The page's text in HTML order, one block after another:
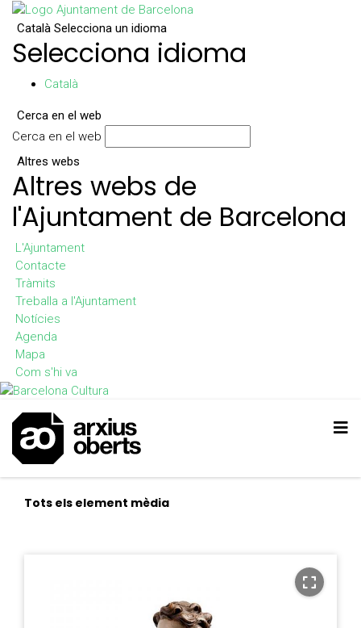
Català Selecciona un idioma
Selecciona idioma
Català
Cerca en el web
Cerca en el web
Altres webs
Altres webs de
l'Ajuntament de Barcelona
L'Ajuntament
Contacte
Tràmits
Treballa a l'Ajuntament
Notícies
Agenda
Mapa
Com s'hi va
Tots els element mèdia